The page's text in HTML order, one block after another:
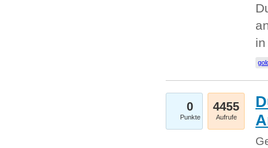
0
Punkte
4455
Aufrufe